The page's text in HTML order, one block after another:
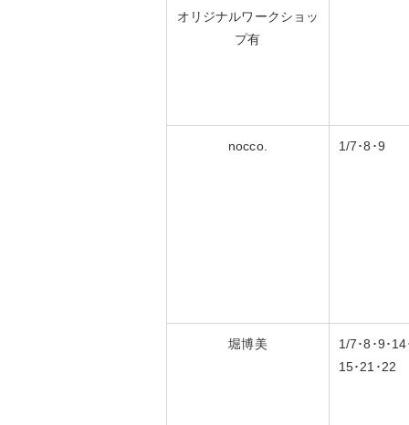
オリジナルワークショッ
プ有
nocco. 1/7･8･9
堀博美
1/7･8･9･14
15･21･22